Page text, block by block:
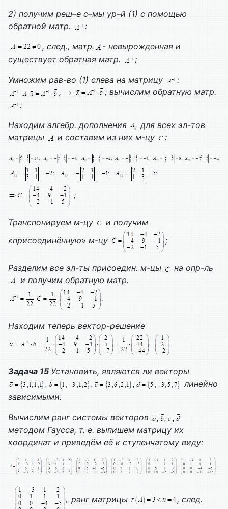
2) получим реш–е с–мы ур–й (1) с помощью
обратной матр.
:
, след., матр.
- невырожденная и
существует обратная матр.
;
Умножим рав-во (1) слева на матрицу
:
,
; вычислим обратную матр.
:
Находим алгебр. дополнения
для всех эл-тов
матрицы
и составим из них м-цу :
;
Транспонируем м-цу
и получим
«присоединённую» м-цу
;
Разделим все эл-ты присоедин. м-цы
на опр-ль
и получим обратную матр.
Находим теперь вектор-решение
Задача 15 Установить, являются ли векторы
линейно
зависимыми.
Вычислим ранг системы векторов
методом Гаусса, т. е. выпишем матрицу их
координат и приведём её к ступенчатому виду:
ранг матрицы , след.